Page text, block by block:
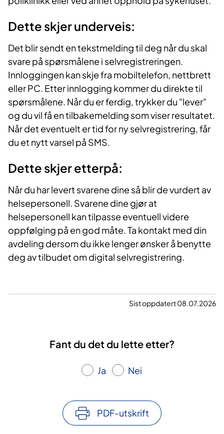
Dette skjer underveis:
Det blir sendt en tekstmelding til deg når du skal
svare på spørsmålene i selvregistreringen.
Innloggingen kan skje fra mobiltelefon, nettbrett
eller PC. Etter innlogging kommer du direkte til
spørsmålene. Når du er ferdig, trykker du "lever"
og du vil få en tilbakemelding som viser resultatet.
Når det eventuelt er tid for ny selvregistrering, får
du et nytt varsel på SMS.
Dette skjer etterpå:
Når du har levert svarene dine så blir de vurdert av
helsepersonell. Svarene dine gjør at
helsepersonell kan tilpasse eventuell videre
oppfølging på en god måte. Ta kontakt med din
avdeling dersom du ikke lenger ønsker å benytte
deg av tilbudet om digital selvregistrering.
Sist oppdatert 08.07.2026
Fant du det du lette etter?
Ja Nei
PDF-utskrift